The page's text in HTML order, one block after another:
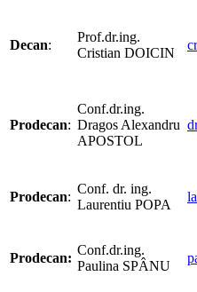
Decan:
Prof.dr.ing.
Cristian DOICIN
Prodecan:
Conf.dr.ing.
Dragos Alexandru
APOSTOL
Prodecan:
Conf. dr. ing.
Laurentiu POPA
Prodecan:
Conf.dr.ing.
Paulina SPÂNU